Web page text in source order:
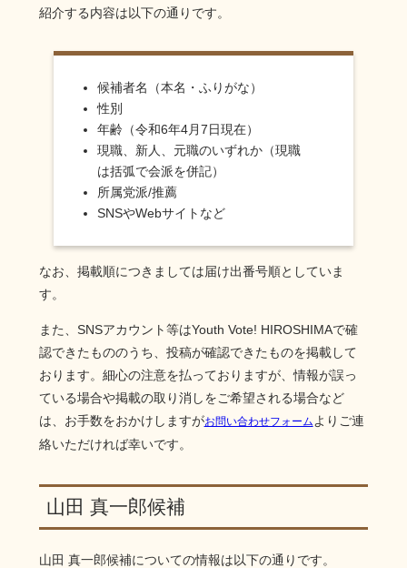
鈴木 みゆき（無所属/現職）
さいみ 克浩（無所属/新人）
片岡 ひろふみ（公明/新人）
ししど 稔（無所属/現職）
紹介する内容は以下の通りです。
候補者名（本名・ふりがな）
性別
年齢（令和6年4月7日現在）
現職、新人、元職のいずれか（現職
は括弧で会派を併記）
所属党派/推薦
SNSやWebサイトなど
なお、掲載順につきましては届け出番号順としていま
す。
また、SNSアカウント等はYouth Vote! HIROSHIMAで確
認できたもののうち、投稿が確認できたものを掲載して
おります。細心の注意を払っておりますが、情報が誤っ
ている場合や掲載の取り消しをご希望される場合など
は、お手数をおかけしますがお問い合わせフォーム よりご連
絡いただければ幸いです。
山田 真一郎候補
山田 真一郎候補についての情報は以下の通りです。